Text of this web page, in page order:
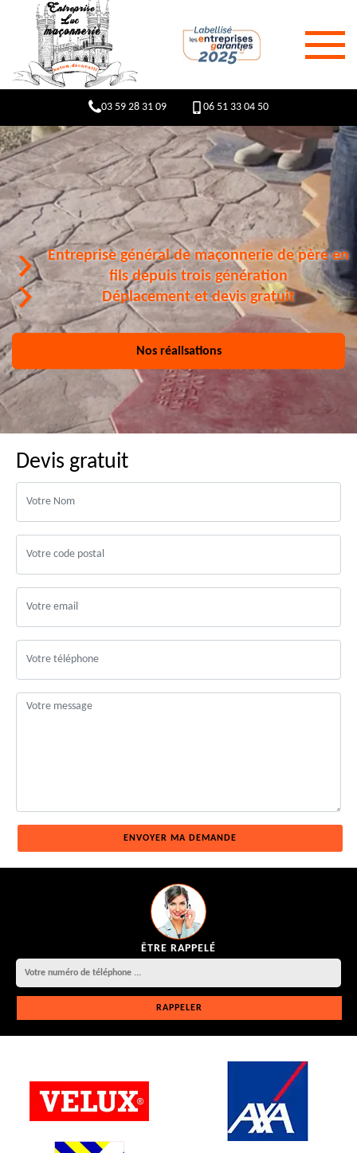
03 59 28 31 09 06 51 33 04 50
Entreprise général de maçonnerie de père en
fils depuis trois génération
Déplacement et devis gratuit
Nos réalisations
Devis gratuit
ÊTRE RAPPELÉ